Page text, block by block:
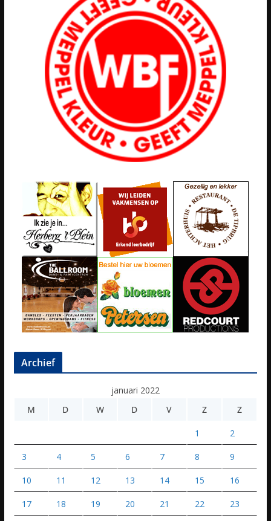
Archief
januari 2022
M
D W D V Z Z
1 2
3 4 5 6 7 8 9
10 11 12 13 14 15 16
17 18 19 20 21 22 23